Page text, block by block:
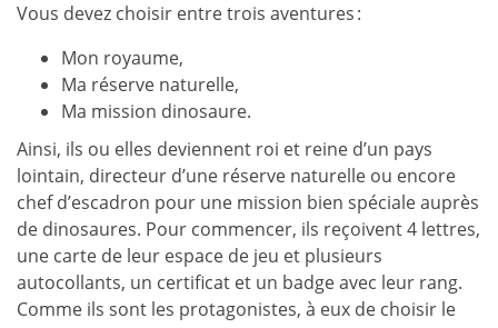
Vous devez choisir entre trois aventures :
Mon royaume,
Ma réserve naturelle,
Ma mission dinosaure.
Ainsi, ils ou elles deviennent roi et reine d’un pays
lointain, directeur d’une réserve naturelle ou encore
chef d’escadron pour une mission bien spéciale auprès
de dinosaures. Pour commencer, ils reçoivent 4 lettres,
une carte de leur espace de jeu et plusieurs
autocollants, un certificat et un badge avec leur rang.
Comme ils sont les protagonistes, à eux de choisir le